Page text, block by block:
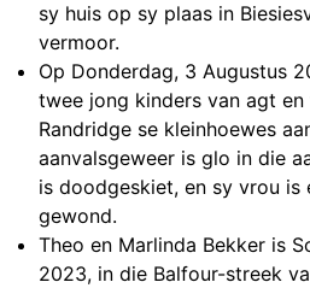
sy huis op sy plaas in
vermoor.
Op Donderdag, 3 Augustus
twee jong kinders van agt
Randridge se kleinhoewes
aanvalsgeweer is glo in die
is doodgeskiet, en sy vrou is
gewond.
Theo en Marlinda Bekker is
2023, in die Balfour-streek